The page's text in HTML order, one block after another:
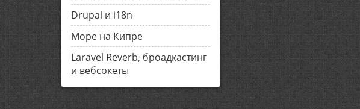
Drupal и i18n
Море на Кипре
Laravel Reverb, броадкастинг
и вебсокеты